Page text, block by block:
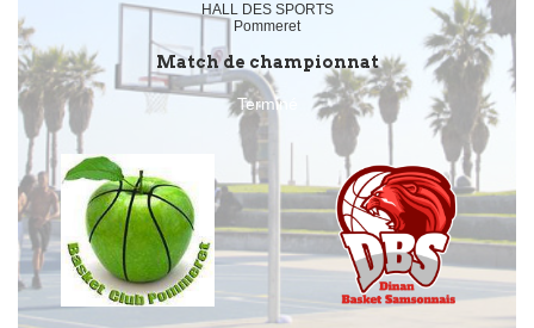
HALL DES SPORTS
Pommeret
Match de championnat
Terminé